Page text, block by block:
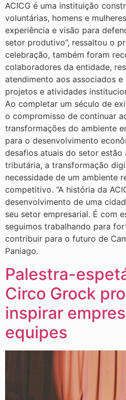
ACICG é uma instituição
voluntárias, homens e
experiência e visão para
setor produtivo”, ressaltou o
celebração, também foram
colaboradores da entidade,
atendimento aos associados
projetos e atividades
Ao completar um século de
o compromisso de continuar
transformações do ambiente
para o desenvolvimento
desafios atuais do setor estão
tributária, a transformação
necessidade de um ambiente
competitivo. “A história da
desenvolvimento de uma
seu setor empresarial. É com
seguimos trabalhando para
contribuir para o futuro de
Paniago.
Palestra-
Circo Grock
inspirar
equipes